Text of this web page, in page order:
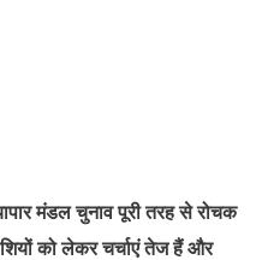
मंडल चुनाव पूरी तरह से रोचक
को लेकर चर्चाएं तेज हैं और